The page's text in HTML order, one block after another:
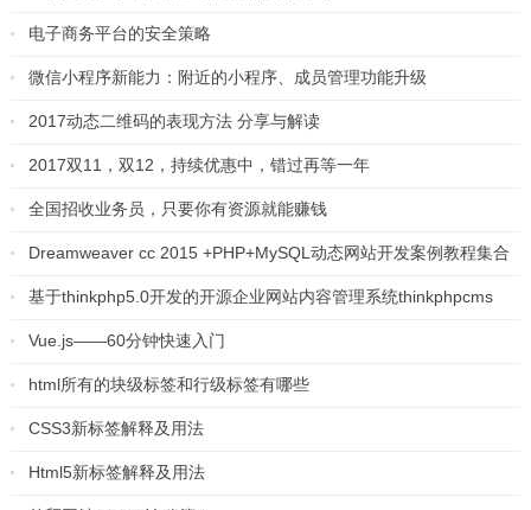
电子商务平台的安全策略
微信小程序新能力：附近的小程序、成员管理功能升级
2017动态二维码的表现方法 分享与解读
2017双11，双12，持续优惠中，错过再等一年
全国招收业务员，只要你有资源就能赚钱
Dreamweaver cc 2015 +PHP+MySQL动态网站开发案例教程集合
基于thinkphp5.0开发的开源企业网站内容管理系统thinkphpcms
Vue.js——60分钟快速入门
html所有的块级标签和行级标签有哪些
CSS3新标签解释及用法
Html5新标签解释及用法